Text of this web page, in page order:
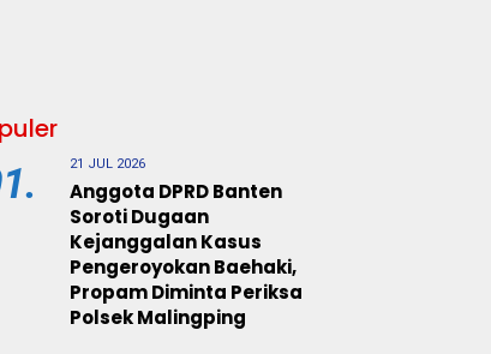
21 JUL 2026
Anggota DPRD Banten
Soroti Dugaan
Kejanggalan Kasus
Pengeroyokan Baehaki,
Propam Diminta Periksa
Polsek Malingping